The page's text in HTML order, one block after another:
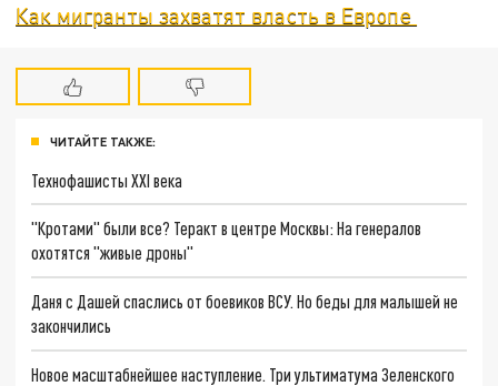
Как мигранты захватят власть в Европе
ЧИТАЙТЕ ТАКЖЕ:
Технофашисты XXI века
"Кротами" были все? Теракт в центре Москвы: На генералов
охотятся "живые дроны"
Даня с Дашей спаслись от боевиков ВСУ. Но беды для малышей не
закончились
Новое масштабнейшее наступление. Три ультиматума Зеленского